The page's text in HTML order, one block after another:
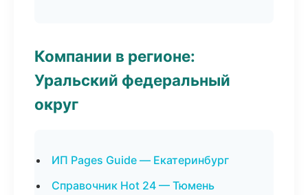
Компании в регионе:
Уральский федеральный
округ
ИП Pages Guide — Екатеринбург
Справочник Hot 24 — Тюмень